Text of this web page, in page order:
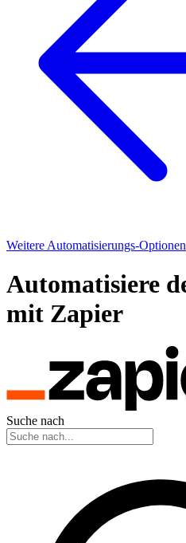
Weitere Automatisierungs-Optionen
Automatisiere
mit Zapier
Suche nach